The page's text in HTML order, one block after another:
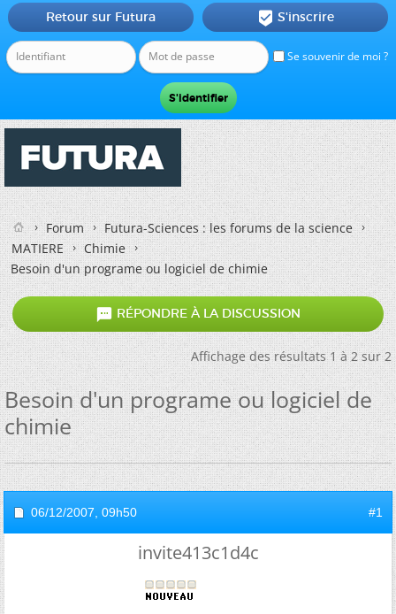
Se souvenir de moi ?
Retour sur Futura  S'inscrire
Forum
Futura-Sciences : les forums de la science
MATIERE
Chimie
Besoin d'un programe ou logiciel de chimie
 RÉPONDRE À LA DISCUSSION
Affichage des résultats 1 à 2 sur 2
Besoin d'un programe ou logiciel de
chimie
06/12/2007, 09h50 #1
invite413c1d4c